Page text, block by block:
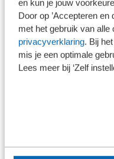
en kun je jouw
Door op ’Accepteren
met het gebruik van
privacyverklaring. Bij
mis je een optimale
Lees meer bij ‘Zelf
Algemene
AI-ondersteuning
uitbreiding op de